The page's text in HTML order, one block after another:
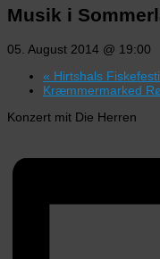
Musik i
05. August 2014 @ 19:00
« Hirtshals
Kræmmermarked
Konzert mit Die Herren